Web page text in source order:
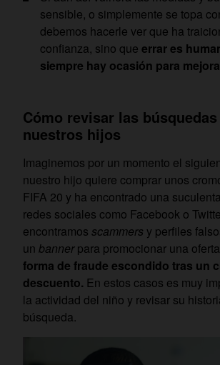
sensible, o simplemente se topa
debemos hacerle ver que ha
confianza, sino que errar es
siempre hay ocasión para
Cómo revisar las búsquedas
nuestros hijos
Imaginemos por un momento el
nuestro hijo quiere comprar unos
FIFA 20 y ha encontrado una
redes sociales como Facebook o
encontramos scammers y perfiles
un bannerpara promocionar una
forma de fraude escondido tras un
descuento. En estos casos es muy
la actividad del niño y revisar su
búsqueda.